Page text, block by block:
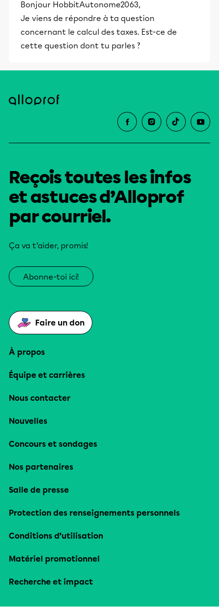
Bonjour HobbitAutonome2063,
Je viens de répondre à ta question
concernant le calcul des taxes. Est-ce de
cette question dont tu parles ?
Reçois toutes les infos
et astuces d’Alloprof
par courriel.
Ça va t’aider, promis!
Abonne-toi ici!
Faire un don
À propos
Équipe et carrières
Nous contacter
Nouvelles
Concours et sondages
Nos partenaires
Salle de presse
Protection des renseignements personnels
Conditions d’utilisation
Matériel promotionnel
Recherche et impact